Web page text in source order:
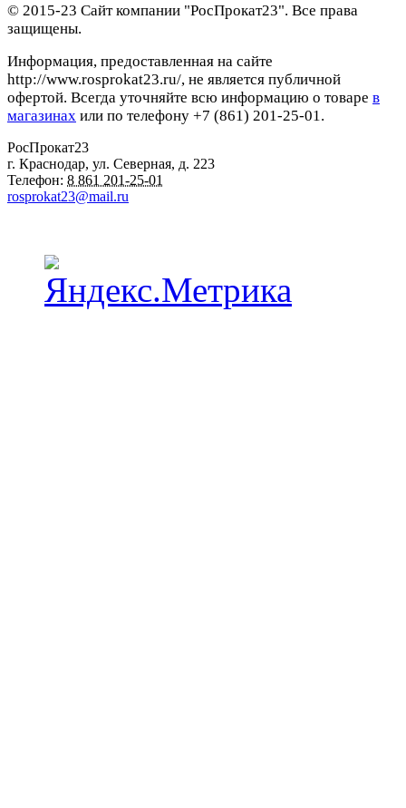
© 2015-23 Сайт компании "РосПрокат23". Все права
защищены.
Информация, предоставленная на сайте
http://www.rosprokat23.ru/, не является публичной
офертой. Всегда уточняйте всю информацию о товаре в
магазинах или по телефону +7 (861) 201-25-01.
РосПрокат23
г. Краснодар, ул. Северная, д. 223
Телефон: 8 861 201-25-01
rosprokat23@mail.ru